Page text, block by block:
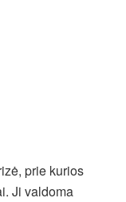
prie kurios
Ji valdoma